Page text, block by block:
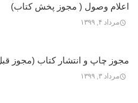
اعلام وصول ( مجوز پخش کتاب)
مرداد ۴, ۱۳۹۹
مجوز چاپ و انتشار کتاب (مجوز
مرداد ۳, ۱۳۹۹